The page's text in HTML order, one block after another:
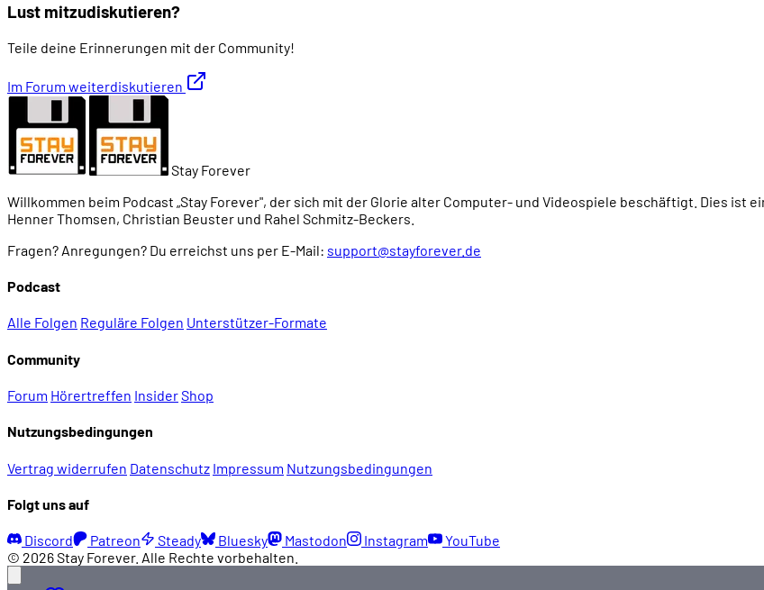
Lust mitzudiskutieren?
Teile deine Erinnerungen mit der Community!
Im Forum weiterdiskutieren
Stay Forever
Willkommen beim Podcast „Stay Forever", der sich mit der Glorie alter Computer- und Videospiele beschäftigt. Dies ist
Henner Thomsen, Christian Beuster und Rahel Schmitz-Beckers.
Fragen? Anregungen? Du erreichst uns per E-Mail: support@stayforever.de
Podcast
Alle Folgen Reguläre Folgen Unterstützer-Formate
Community
Forum Hörertreffen InsiderShop
Nutzungsbedingungen
Vertrag widerrufen Datenschutz Impressum Nutzungsbedingungen
Folgt uns auf
Discord Patreon Steady Bluesky Mastodon Instagram
YouTube
© 2026 Stay Forever. Alle Rechte vorbehalten.